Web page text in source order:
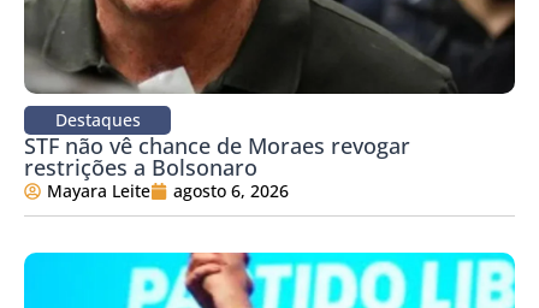
Destaques
STF não vê chance de Moraes revogar
restrições a Bolsonaro
Mayara Leite agosto 6, 2026